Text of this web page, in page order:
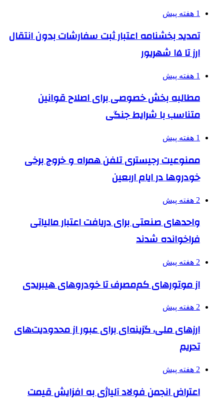
1 هفته پیش
تمدید بخشنامه اعتبار ثبت سفارشات بدون انتقال
ارز تا ۱۵ شهریور
1 هفته پیش
مطالبه بخش خصوصی برای اصلاح قوانین
متناسب با شرایط جنگی
1 هفته پیش
ممنوعیت رجیستری تلفن همراه و خروج برخی
خودروها در ایام اربعین
2 هفته پیش
واحدهای صنعتی برای دریافت اعتبار مالیاتی
فراخوانده شدند
2 هفته پیش
از موتورهای کم‌مصرف تا خودروهای هیبریدی
2 هفته پیش
ارزهای ملی، گزینه‌ای برای عبور از محدودیت‌های
تحریم
2 هفته پیش
اعتراض انجمن فولاد آلیاژی به افزایش قیمت